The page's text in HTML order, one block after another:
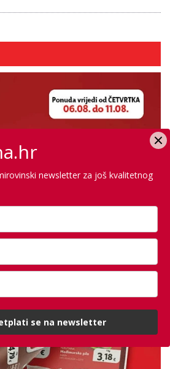
newsletter za još kvalitetnog
se na newsletter